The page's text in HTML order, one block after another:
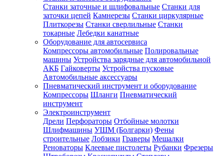
Станки заточные и шлифовальные Станки для
заточки цепей Камнерезы Станки циркулярные
Плиткорезы Станки сверлильные Станки
токарные Лебедки канатные
Оборудование для автосервиса
Компрессоры автомобильные Полировальные
машины Устройства зарядные для автомобильной
АКБ Гайковерты Устройства пусковые
Автомобильные аксессуары
Пневматический инструмент и оборудование
Компрессоры Шланги Пневматический
инструмент
Электроинструмент
Дрели Перфораторы Отбойные молотки
Шлифмашины УШМ (Болгарки) Фены
строительные Лобзики Граверы Мешалки
Реноваторы Клеевые пистолеты Рубанки Фрезеры